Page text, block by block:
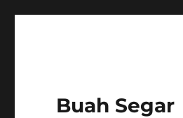
Buah Segar